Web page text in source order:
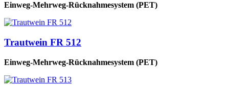
Einweg-Mehrweg-Rücknahmesystem (PET)
Trautwein FR 512
Einweg-Mehrweg-Rücknahmesystem (PET)